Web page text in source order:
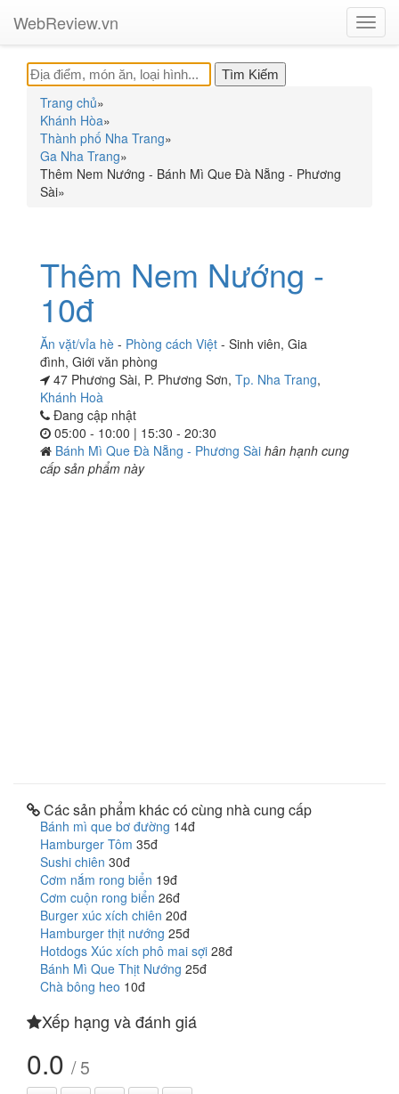
WebReview.vn
Trang chủ»
Khánh Hòa»
Thành phố Nha Trang»
Ga Nha Trang»
Thêm Nem Nướng - Bánh Mì Que Đà Nẵng - Phương
Sài»
Thêm Nem Nướng -
10đ
Ăn vặt/vỉa hè - Phòng cách Việt - Sinh viên, Gia
đình, Giới văn phòng
47 Phương Sài, P. Phương Sơn, Tp. Nha Trang,
Khánh Hoà
Đang cập nhật
05:00 - 10:00 | 15:30 - 20:30
Bánh Mì Que Đà Nẵng - Phương Sài hân hạnh cung
cấp sản phẩm này
Các sản phẩm khác có cùng nhà cung cấp
Bánh mì que bơ đường 14đ
Hamburger Tôm 35đ
Sushi chiên 30đ
Cơm nắm rong biển 19đ
Cơm cuộn rong biển 26đ
Burger xúc xích chiên 20đ
Hamburger thịt nướng 25đ
Hotdogs Xúc xích phô mai sợi 28đ
Bánh Mì Que Thịt Nướng 25đ
Chà bông heo 10đ
Xếp hạng và đánh giá
0.0 / 5